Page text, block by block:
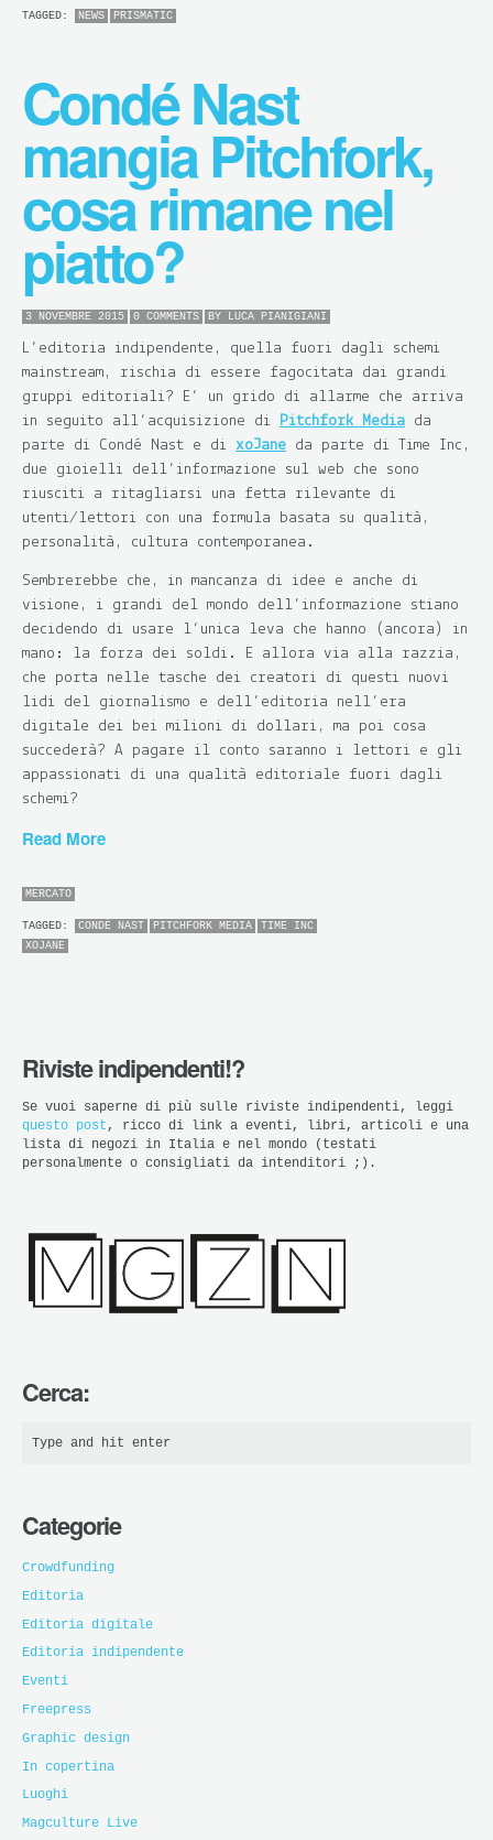
TAGGED: NEWS PRISMATIC
Condé Nast
mangia Pitchfork,
cosa rimane nel
piatto?
3 NOVEMBRE 2015 0 COMMENTS BY LUCA PIANIGIANI
L’editoria indipendente, quella fuori dagli schemi
mainstream, rischia di essere fagocitata dai grandi
gruppi editoriali? E’ un grido di allarme che arriva
in seguito all’acquisizione di Pitchfork Media da
parte di Condé Nast e di xoJane da parte di Time Inc,
due gioielli dell’informazione sul web che sono
riusciti a ritagliarsi una fetta rilevante di
utenti/lettori con una formula basata su qualità,
personalità, cultura contemporanea.
Sembrerebbe che, in mancanza di idee e anche di
visione, i grandi del mondo dell’informazione stiano
decidendo di usare l’unica leva che hanno (ancora) in
mano: la forza dei soldi. E allora via alla razzia,
che porta nelle tasche dei creatori di questi nuovi
lidi del giornalismo e dell’editoria nell’era
digitale dei bei milioni di dollari, ma poi cosa
succederà? A pagare il conto saranno i lettori e gli
appassionati di una qualità editoriale fuori dagli
schemi?
Read More
MERCATO
TAGGED: CONDÉ NAST PITCHFORK MEDIA
TIME INC
XOJANE
Riviste indipendenti!?
Se vuoi saperne di più sulle riviste indipendenti, leggi
questo post , ricco di link a eventi, libri, articoli e una
lista di negozi in Italia e nel mondo (testati
personalmente o consigliati da intenditori ;).
Cerca:
Categorie
Crowdfunding
Editoria
Editoria digitale
Editoria indipendente
Eventi
Freepress
Graphic design
In copertina
Luoghi
Magculture Live